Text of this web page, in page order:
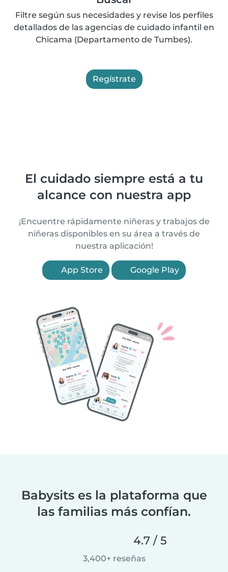
Filtre según sus necesidades y revise los perfiles
detallados de las agencias de cuidado infantil en
Chicama (Departamento de Tumbes).
Regístrate
El cuidado siempre está a tu
alcance con nuestra app
¡Encuentre rápidamente niñeras y trabajos de
niñeras disponibles en su área a través de
nuestra aplicación!
App Store Google Play
Babysits es la plataforma que
las familias más confían.
4.7 / 5
3,400+ reseñas